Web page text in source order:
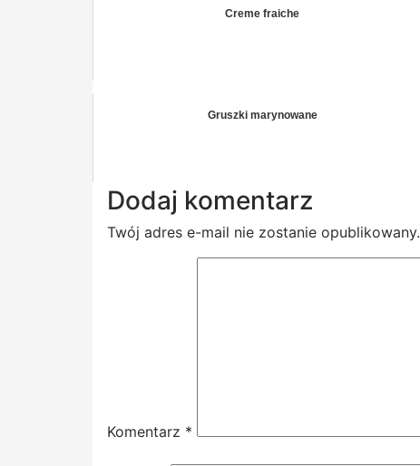
Creme fraiche
Gruszki marynowane
Dodaj komentarz
Twój adres e-mail nie zostanie opublikowany.
Komentarz *